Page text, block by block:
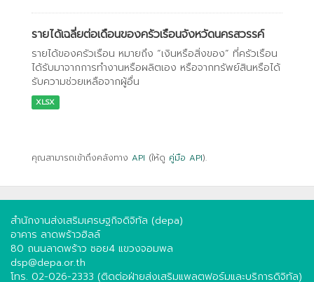
รายได้เฉลี่ยต่อเดือนของครัวเรือนจังหวัดนครสวรรค์
รายได้ของครัวเรือน หมายถึง “เงินหรือสิ่งของ” ที่ครัวเรือน
ได้รับมาจากการทำงานหรือผลิตเอง หรือจากทรัพย์สินหรือได้
รับความช่วยเหลือจากผู้อื่น
XLSX
คุณสามารถเข้าถึงคลังทาง API (ให้ดู คู่มือ API).
สำนักงานส่งเสริมเศรษฐกิจดิจิทัล (depa)
อาคาร ลาดพร้าวฮิลล์
80 ถนนลาดพร้าว ซอย4 แขวงจอมพล
dsp@depa.or.th
โทร. 02-026-2333 (ติดต่อฝ่ายส่งเสริมแพลตฟอร์มและบริการดิจิทัล)